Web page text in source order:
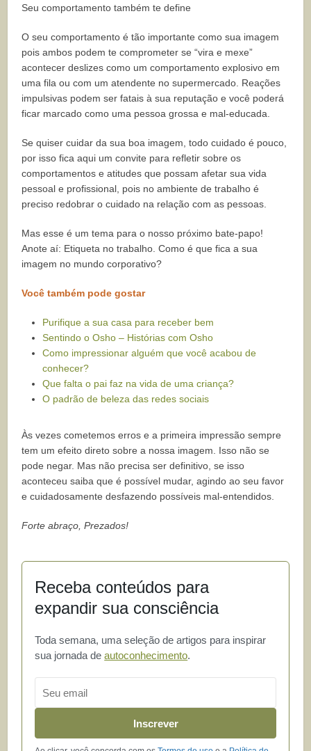
Seu comportamento também te define
O seu comportamento é tão importante como sua imagem
pois ambos podem te comprometer se “vira e mexe”
acontecer deslizes como um comportamento explosivo em
uma fila ou com um atendente no supermercado. Reações
impulsivas podem ser fatais à sua reputação e você poderá
ficar marcado como uma pessoa grossa e mal-educada.
Se quiser cuidar da sua boa imagem, todo cuidado é pouco,
por isso fica aqui um convite para refletir sobre os
comportamentos e atitudes que possam afetar sua vida
pessoal e profissional, pois no ambiente de trabalho é
preciso redobrar o cuidado na relação com as pessoas.
Mas esse é um tema para o nosso próximo bate-papo!
Anote aí: Etiqueta no trabalho. Como é que fica a sua
imagem no mundo corporativo?
Você também pode gostar
Purifique a sua casa para receber bem
Sentindo o Osho – Histórias com Osho
Como impressionar alguém que você acabou de
conhecer?
Que falta o pai faz na vida de uma criança?
O padrão de beleza das redes sociais
Às vezes cometemos erros e a primeira impressão sempre
tem um efeito direto sobre a nossa imagem. Isso não se
pode negar. Mas não precisa ser definitivo, se isso
aconteceu saiba que é possível mudar, agindo ao seu favor
e cuidadosamente desfazendo possíveis mal-entendidos.
Forte abraço, Prezados!
Receba conteúdos para
expandir sua consciência
Toda semana, uma seleção de artigos para inspirar
sua jornada deautoconhecimento.
Inscrever